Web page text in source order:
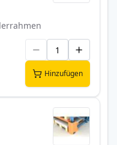
Hinzufügen